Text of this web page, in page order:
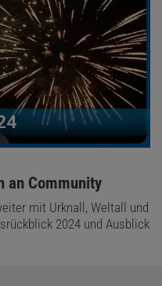
an Community
mit Urknall, Weltall und
2024 und Ausblick